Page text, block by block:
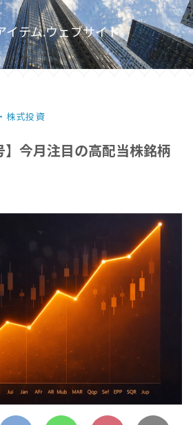
イテム.ウェブサイト
株式投資
】今月注目の高配当株銘柄